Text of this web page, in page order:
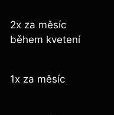
2x⁤ za ⁣měsíc
během kvetení
1x​ za měsíc